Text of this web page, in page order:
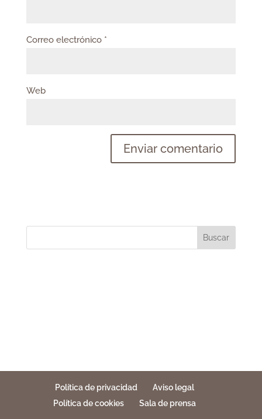
Correo electrónico *
Web
Buscar
Política de privacidad
Aviso legal
Política de cookies
Sala de prensa